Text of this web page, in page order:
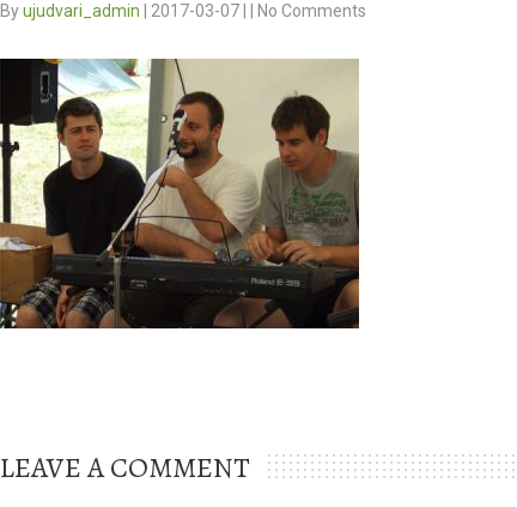
Byujudvari_admin 2017-03-07 No Comments
LEAVE A COMMENT